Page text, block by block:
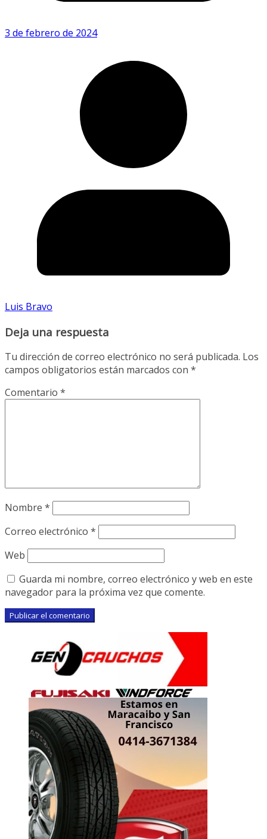
3 de febrero de 2024
Luis Bravo
Deja una respuesta
Tu dirección de correo electrónico no será publicada. Los
campos obligatorios están marcados con *
Comentario *
Nombre *
Correo electrónico *
Web
Guarda mi nombre, correo electrónico y web en este
navegador para la próxima vez que comente.